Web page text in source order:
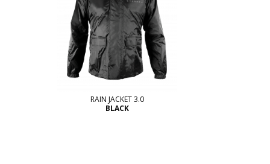
RAIN JACKET 3.0
BLACK